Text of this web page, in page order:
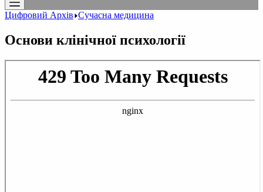
Цифровий Архів Сучасна медицина
Основи клінічної психології